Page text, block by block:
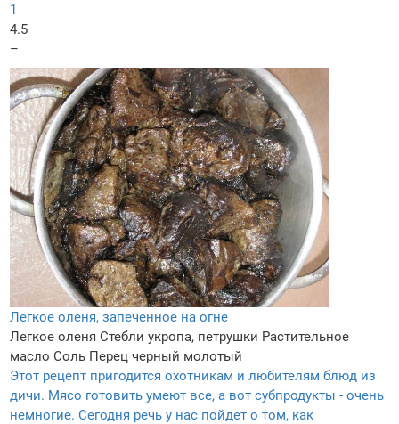
1
4.5
–
Легкое оленя, запеченное на огне
Легкое оленя Стебли укропа, петрушки Растительное
масло Соль Перец черный молотый
Этот рецепт пригодится охотникам и любителям блюд из
дичи. Мясо готовить умеют все, а вот субпродукты - очень
немногие. Сегодня речь у нас пойдет о том, как